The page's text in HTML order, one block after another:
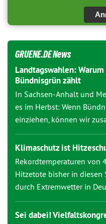
GRUENE.DE News
Landtagswahlen:
Bündnisgrün zählt
In Sachsen-Anhalt und
es im Herbst: Wenn
einziehen, können wir
Klimaschutz ist
Rekordtemperaturen von
Hitzetote bisher in diesen
durch Extremwetter in
Sei dabei!